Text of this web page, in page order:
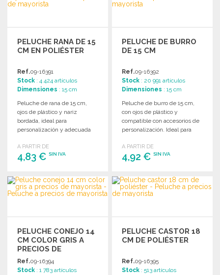
Solicitar un presupuesto
PELUCHE RANA DE 15
CM EN POLIÉSTER
Ref.09-16391
Stock : 4 424 artículos
Dimensiones : 15 cm
Peluche de rana de 15 cm,
ojos de plástico y nariz
bordada, ideal para
personalización y adecuada
A PARTIR DE
4,83 € SIN IVA
PEDIR
Solicitar un presupuesto
PELUCHE DE BURRO
DE 15 CM
Ref.09-16392
Stock : 20 991 artículos
Dimensiones : 15 cm
Peluche de burro de 15 cm,
con ojos de plástico y
compatible con accesorios de
personalización. Ideal para
A PARTIR DE
4,92 €SIN IVA
PEDIR
Solicitar un presupuesto
PELUCHE CONEJO 14
CM COLOR GRIS A
PRECIOS DE
MAYORISTA
Ref.09-16394
Stock : 1 783 artículos
PELUCHE CASTOR 18
CM DE POLIÉSTER
Ref.09-16395
Stock : 513 artículos